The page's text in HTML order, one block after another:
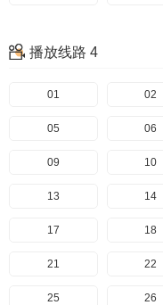
37
播放线路 4
01 02
05 06
09 10
13 14
17 18
21 22
25 26